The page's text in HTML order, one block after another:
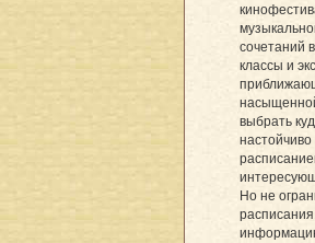
сочетаний
классы и
выбрать
Но не